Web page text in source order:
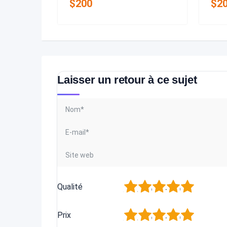
$200 $
Laisser un retour à ce sujet
Qualité 5
4
3
2
Prix 5
4
3
2